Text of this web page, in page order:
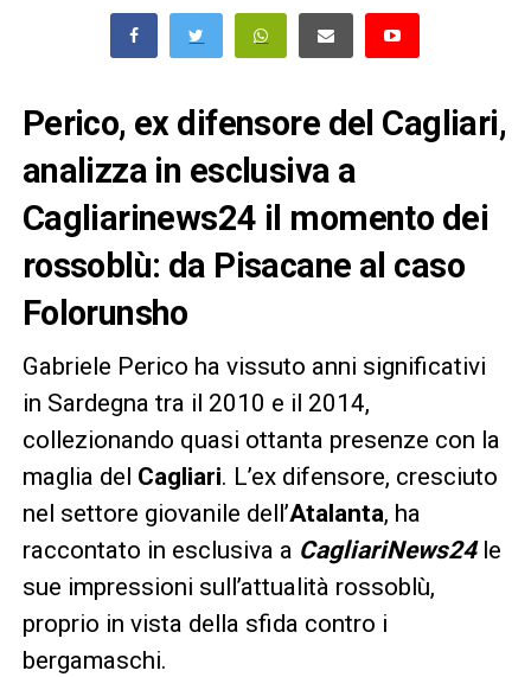
Perico, ex difensore del Cagliari,
analizza in esclusiva a
Cagliarinews24 il momento dei
rossoblù: da Pisacane al caso
Folorunsho
Gabriele Perico ha vissuto anni significativi
in Sardegna tra il 2010 e il 2014,
collezionando quasi ottanta presenze con la
maglia del Cagliari. L’ex difensore, cresciuto
nel settore giovanile dell’Atalanta, ha
raccontato in esclusiva a CagliariNews24 le
sue impressioni sull’attualità rossoblù,
proprio in vista della sfida contro i
bergamaschi.